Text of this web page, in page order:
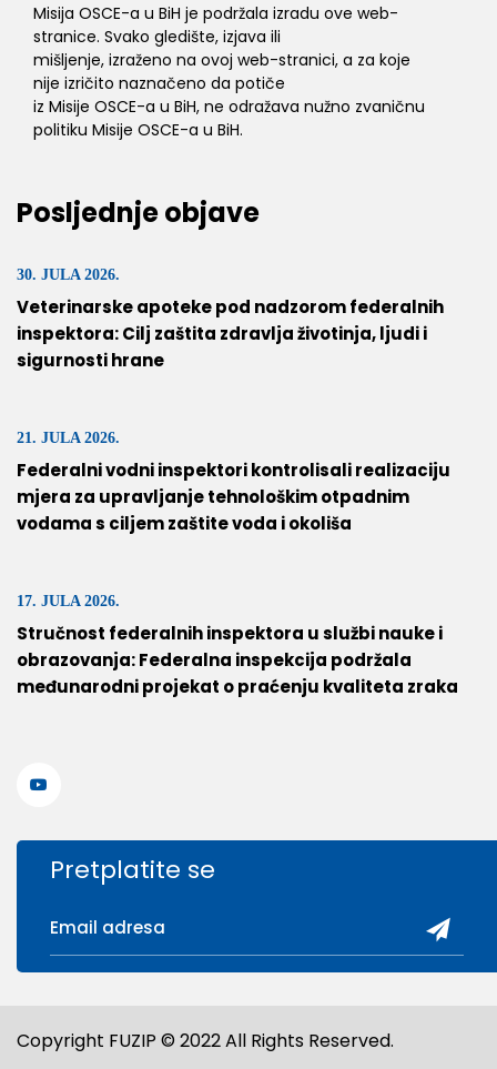
Misija OSCE-a u BiH je podržala izradu ove web-
stranice. Svako gledište, izjava ili
mišljenje, izraženo na ovoj web-stranici, a za koje
nije izričito naznačeno da potiče
iz Misije OSCE-a u BiH, ne odražava nužno zvaničnu
politiku Misije OSCE-a u BiH.
Posljednje objave
30. JULA 2026.
Veterinarske apoteke pod nadzorom federalnih
inspektora: Cilj zaštita zdravlja životinja, ljudi i
sigurnosti hrane
21. JULA 2026.
Federalni vodni inspektori kontrolisali realizaciju
mjera za upravljanje tehnološkim otpadnim
vodama s ciljem zaštite voda i okoliša
17. JULA 2026.
Stručnost federalnih inspektora u službi nauke i
obrazovanja: Federalna inspekcija podržala
međunarodni projekat o praćenju kvaliteta zraka
Pretplatite se
Copyright FUZIP © 2022 All Rights Reserved.